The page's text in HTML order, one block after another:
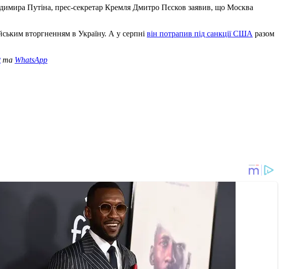
Путіна, прес-секретар Кремля Дмитро Пєсков заявив, що Москва
вторгненням в Україну. А у серпні він потрапив під санкції США разом
та WhatsApp